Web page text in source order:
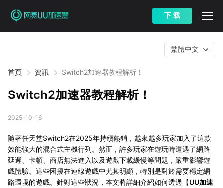
下 载
首頁 資訊 Switch2加速器教程解析！
繁體中文
Switch2加速器教程解析！
2025-10-16
隨著任天堂Switch2在2025年持續熱銷，越來越多玩家加入了這款
效能強大的混合式主機行列。然而，許多玩家在遊玩時遭遇了網路
延遲、卡頓、商店無法進入以及遊戲下載緩慢等問題，嚴重影響遊
戲體驗。這些困擾在連線遊戲中尤其明顯，特別是對於需要穩定網
路環境的遊戲。針對這些狀況，本文將詳細介紹如何透過【UU加速